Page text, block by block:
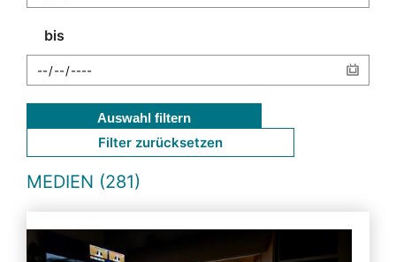
bis
Auswahl filtern
Filter zurücksetzen
MEDIEN (281)